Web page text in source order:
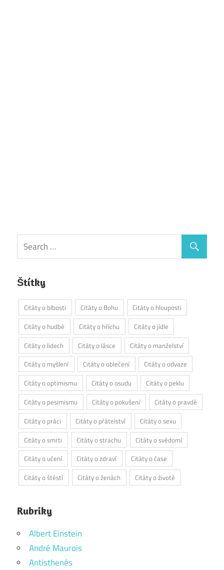
Štítky
Citáty o blbosti Citáty o Bohu
Citáty o hlouposti
Citáty o hudbě
Citáty o hříchu
Citáty o jídle
Citáty o lidech
Citáty o lásce
Citáty o manželství
Citáty o myšlení
Citáty o oblečení
Citáty o odvaze
Citáty o optimismu
Citáty o osudu
Citáty o peklu
Citáty o pesimismu
Citáty o pokušení
Citáty o pravdě
Citáty o práci
Citáty o přátelství
Citáty o sexu
Citáty o smrti
Citáty o strachu
Citáty o svědomí
Citáty o učení
Citáty o zdraví
Citáty o čase
Citáty o štěstí
Citáty o ženách Citáty o životě
Rubriky
Albert Einstein
André Maurois
Antisthenés